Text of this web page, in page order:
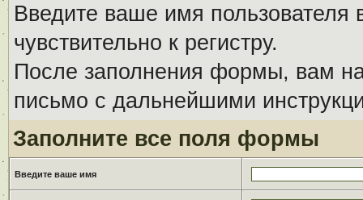
Введите ваше имя
чувствительно к регистру.
После заполнения формы, вам на
письмо с дальнейшими
Заполните все поля формы
Введите ваше имя